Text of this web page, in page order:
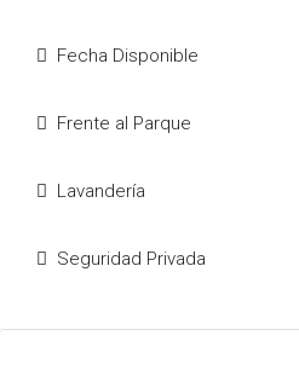
Fecha Disponible
Frente al Parque
Lavandería
Seguridad Privada